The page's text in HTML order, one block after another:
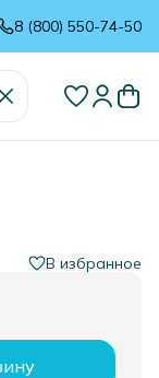
8 (800) 550-74-50
В избранное